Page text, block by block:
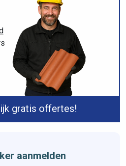
gratis offertes!
aanmelden